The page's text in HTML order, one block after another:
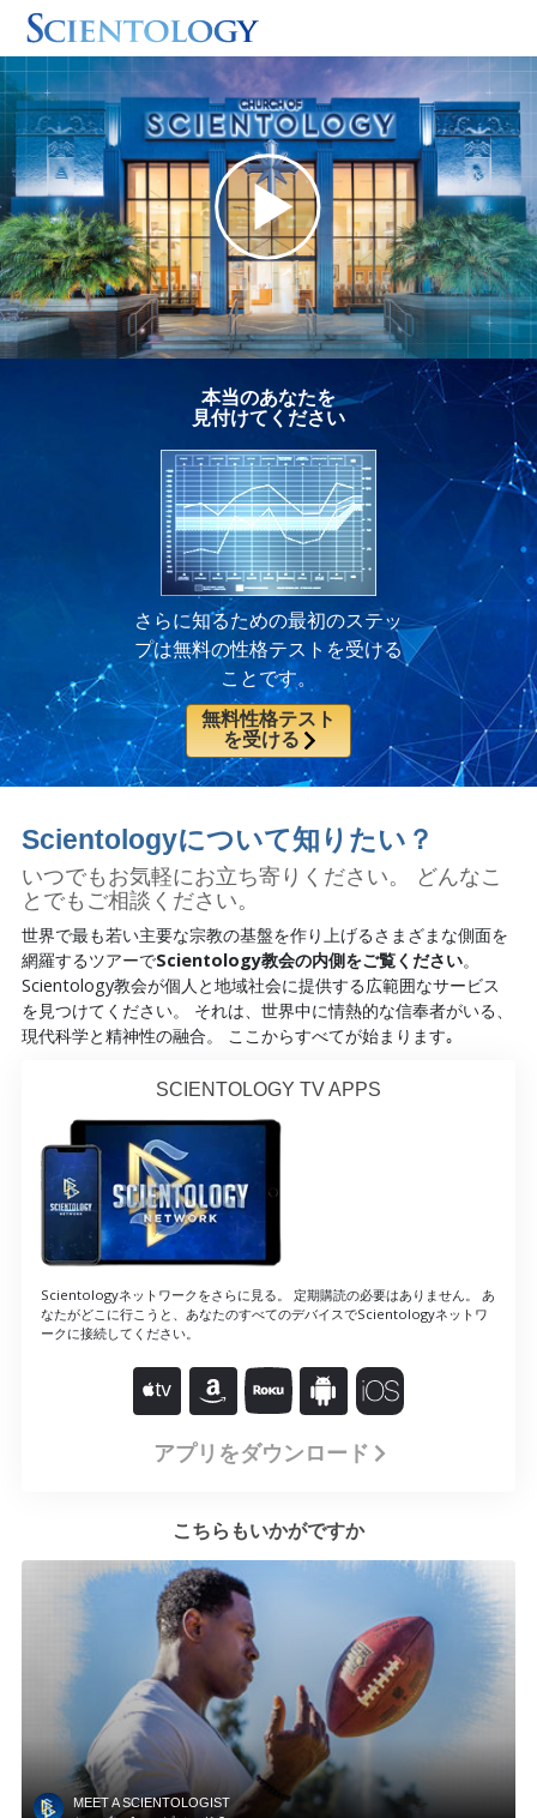
本当のあなたを
見付けてください
さらに知るための最初のステッ
プは無料の性格テストを受ける
ことです。
無料性格テスト
を受ける
Scientologyについて知りたい？
いつでもお気軽にお立ち寄りください。 どんなこ
とでもご相談ください。
世界で最も若い主要な宗教の基盤を作り上げるさまざまな側面を
網羅するツアーでScientology教会の内側をご覧ください。
Scientology教会が個人と地域社会に提供する広範囲なサービス
を見つけてください。 それは、世界中に情熱的な信奉者がいる、
現代科学と精神性の融合。 ここからすべてが始まります｡
SCIENTOLOGY TV APPS
Scientologyネットワークをさらに見る。 定期購読の必要はありません。 あ
なたがどこに行こうと、あなたのすべてのデバイスでScientologyネットワ
ークに接続してください。
アプリをダウンロード
こちらもいかがですか
MEET A SCIENTOLOGIST